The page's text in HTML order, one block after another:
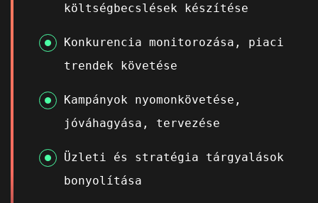
költségbecslések készítése
Konkurencia monitorozása, piaci
trendek követése
Kampányok nyomonkövetése,
jóváhagyása, tervezése
Üzleti és stratégia tárgyalások
bonyolítása